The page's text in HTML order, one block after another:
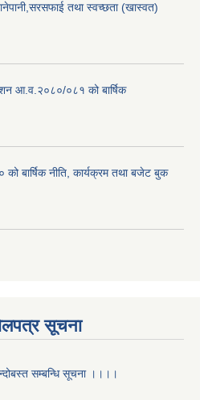
तथा स्वच्छता (खास्वत)
आ.व.२०८०/०८१ को बार्षिक
बार्षिक नीति, कार्यक्रम तथा बजेट बुक
सूचना
सम्बन्धि सूचना ।।।।